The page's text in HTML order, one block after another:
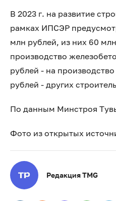
В 2023 г. на развитие
рамках ИПСЭР
млн рублей, из них 60
производство
рублей - на
рублей - других
По данным Минстроя
Фото из открытых
Редакция TMG